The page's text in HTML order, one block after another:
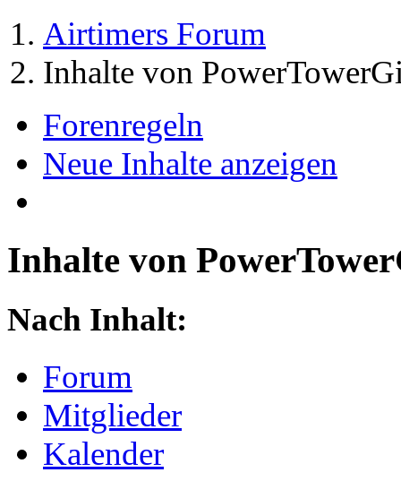
Airtimers Forum
Inhalte von
Forenregeln
Neue Inhalte anzeigen
Inhalte von
Nach Inhalt:
Forum
Mitglieder
Kalender